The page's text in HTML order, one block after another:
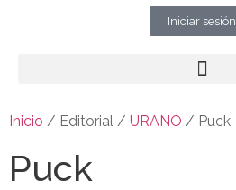
Iniciar sesión
Inicio / Editorial / URANO / Puck
Puck